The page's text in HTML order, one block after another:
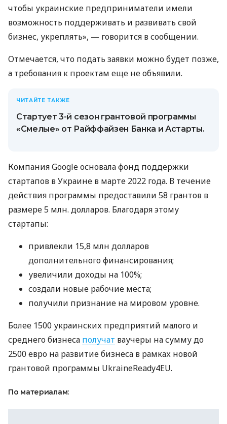
чтобы украинские предприниматели имели
возможность поддерживать и развивать свой
бизнес, укреплять», — говорится в сообщении.
Отмечается, что подать заявки можно будет позже,
а требования к проектам еще не объявили.
ЧИТАЙТЕ ТАКЖЕ
Стартует 3-й сезон грантовой программы
«Смелые» от Райффайзен Банка и Астарты.
Компания Google основала фонд поддержки
стартапов в Украине в марте 2022 года. В течение
действия программы предоставили 58 грантов в
размере 5 млн. долларов. Благодаря этому
стартапы:
привлекли 15,8 млн долларов
дополнительного финансирования;
увеличили доходы на 100%;
создали новые рабочие места;
получили признание на мировом уровне.
Более 1500 украинских предприятий малого и
среднего бизнеса получат ваучеры на сумму до
2500 евро на развитие бизнеса в рамках новой
грантовой программы UkraineReady4EU.
По материалам: